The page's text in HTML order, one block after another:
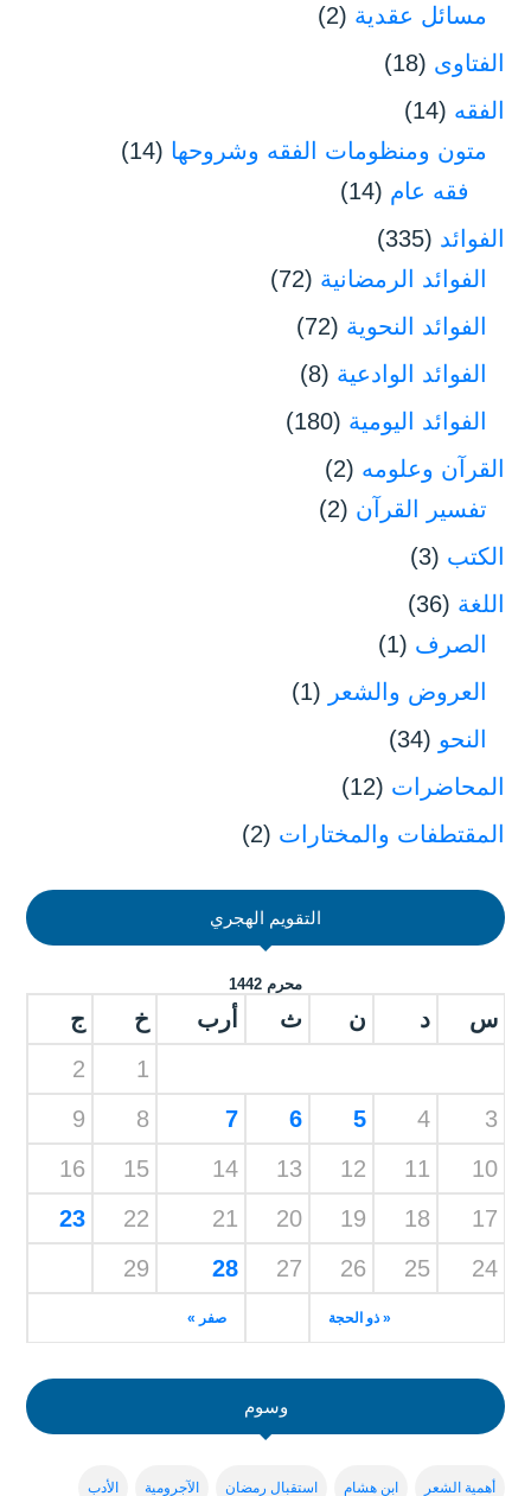
مسائل عقدية (2)
الفتاوى (18)
الفقه (14)
متون ومنظومات الفقه وشروحها (14)
فقه عام (14)
الفوائد (335)
الفوائد الرمضانية (72)
الفوائد النحوية (72)
الفوائد الوادعية (8)
الفوائد اليومية (180)
القرآن وعلومه (2)
تفسير القرآن (2)
الكتب (3)
اللغة (36)
الصرف (1)
العروض والشعر (1)
النحو (34)
المحاضرات (12)
المقتطفات والمختارات (2)
التقويم الهجري
محرم 1442
س د ن ث أرب خ ج
« ذو الحجة صفر »
1
2
3
4
5
6
7
8
9
10
11
12
13
14
15
16
17
18
19
20
21
22
23
24
25
26
27
28
29
وسوم
أهمية الشعر ابن هشام استقبال رمضان الآجرومية الأدب